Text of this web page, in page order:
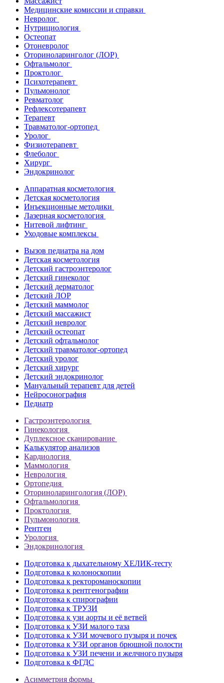
Медицинские комиссии и справки
Невролог
Нутрициология
Остеопат
Отоневролог
Оториноларинголог (ЛОР)
Офтальмолог
Проктолог
Психотерапевт
Пульмонолог
Ревматолог
Рефлексотерапевт
Терапевт
Травматолог-ортопед
Уролог
Физиотерапевт
Флеболог
Хирург
Эндокринолог
Аппаратная косметология
Детская косметология
Инъекционные методики
Лазерная косметология
Нитевой лифтинг
Уходовые комплексы
Вызов педиатра на дом
Детская косметология
Детский гастроэнтеролог
Детский гинеколог
Детский дерматолог
Детский ЛОР
Детский маммолог
Детский массажист
Детский невролог
Детский остеопат
Детский офтальмолог
Детский травматолог-ортопед
Детский уролог
Детский хирург
Детский эндокринолог
Мануальный терапевт для детей
Нейросонография
Педиатр
Гастроэнтерология
Гинекология
Дуплексное сканирование
Калькулятор анализов
Кардиология
Маммология
Неврология
Ортопедия
Оториноларингология (ЛОР)
Офтальмология
Проктология
Пульмонология
Рентген
Урология
Эндокринология
Подготовка к дыхательному ХЕЛИК-тесту
Подготовка к колоноскопии
Подготовка к ректороманоскопии
Подготовка к рентгенографии
Подготовка к спирографии
Подготовка к ТРУЗИ
Подготовка к узи аорты и её ветвей
Подготовка к УЗИ малого таза
Подготовка к УЗИ мочевого пузыря и почек
Подготовка к УЗИ органов брюшной полости
Подготовка к УЗИ печени и желчного пузыря
Подготовка к ФГДС
Асимметрия формы